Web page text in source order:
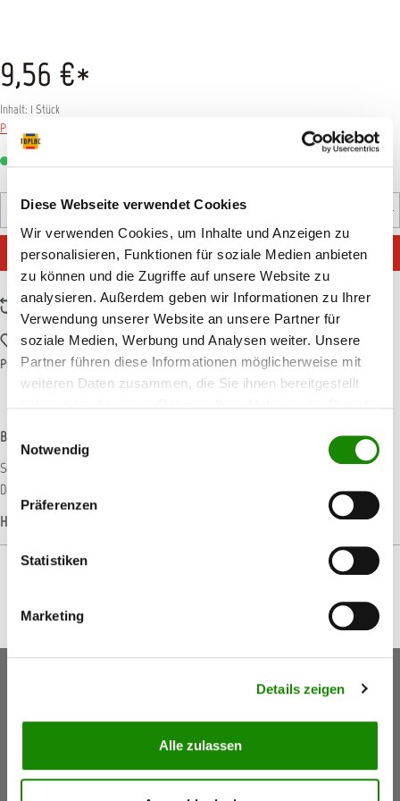
Diese Webseite verwendet Cookies
Wir verwenden Cookies, um Inhalte und Anzeigen zu
personalisieren, Funktionen für soziale Medien anbieten
zu können und die Zugriffe auf unsere Website zu
analysieren. Außerdem geben wir Informationen zu Ihrer
Verwendung unserer Website an unsere Partner für
soziale Medien, Werbung und Analysen weiter. Unsere
Partner führen diese Informationen möglicherweise mit
weiteren Daten zusammen, die Sie ihnen bereitgestellt
Notwendig
Präferenzen
Statistiken
Marketing
Details zeigen
Alle zulassen
9,56 €*
Inhalt: 1 Stück
Preise inkl. MwSt. zzgl. Versandkosten
Produkt Anzahl: Gib den gewünschten Wert ein oder
IN DEN WARENKORB
Zum Vergleich hinzufügen
Zum Merkzettel hinzufügen
Produktnummer:EMM970505
Beschreibung
Set mit Dichtungen in verschiedenen Größen. Ersatzdichtungen für
Druckpumpsprüher.
Hersteller-Informationen
Keine Aktionen, Angebote & Informationen mehr
5,50 €(Inkl. Mwst.)Gutschein